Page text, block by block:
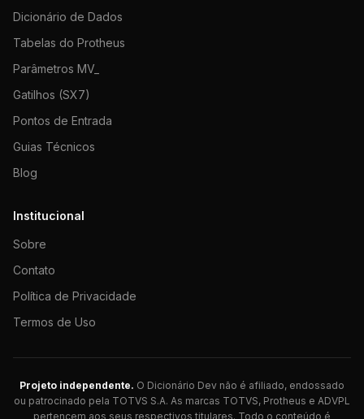
Dicionário de Dados
Tabelas do Protheus
Parâmetros MV_
Gatilhos (SX7)
Pontos de Entrada
Guias Técnicos
Blog
Institucional
Sobre
Contato
Política de Privacidade
Termos de Uso
Projeto independente. O Dicionário Dev não é afiliado, endossado
ou patrocinado pela TOTVS S.A. As marcas TOTVS, Protheus e ADVPL
pertencem aos seus respectivos titulares. Todo o conteúdo é